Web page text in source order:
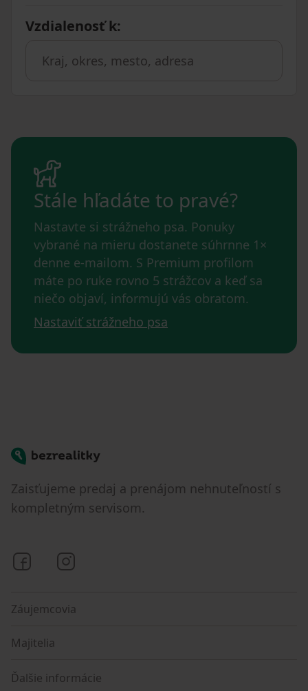
Vzdialenosť k:
Stále hľadáte to pravé?
Nastavte si strážneho psa. Ponuky
vybrané na mieru dostanete súhrnne 1×
denne e-mailom. S Premium profilom
máte po ruke rovno 5 strážcov a keď sa
niečo objaví, informujú vás obratom.
Nastaviť strážneho psa
Bezrealitky
Zaisťujeme predaj a prenájom nehnuteľností s
kompletným servisom.
Bezrealitky na Facebooku
Záujemcovia
Majitelia
Ďalšie informácie